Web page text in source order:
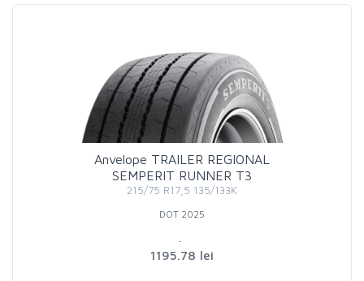
Anvelope TRAILER REGIONAL
SEMPERIT RUNNER T3
215/75 R17,5 135/133K
DOT 2025
1195.78 lei